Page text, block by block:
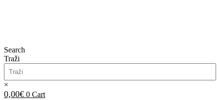
Search
Traži
×
0,00€ 0 Cart